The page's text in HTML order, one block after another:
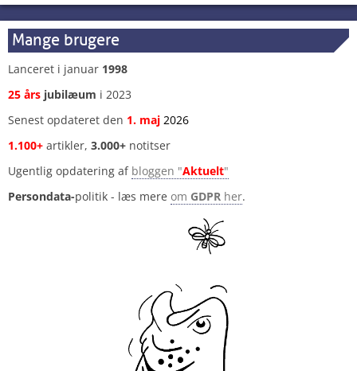
Mange brugere
Lanceret i januar 1998
25 års jubilæum i 2023
Senest opdateret den 1. maj 2026
1.100+ artikler, 3.000+ notitser
Ugentlig opdatering af bloggen "Aktuelt"
Persondata-politik - læs mere om GDPR her.